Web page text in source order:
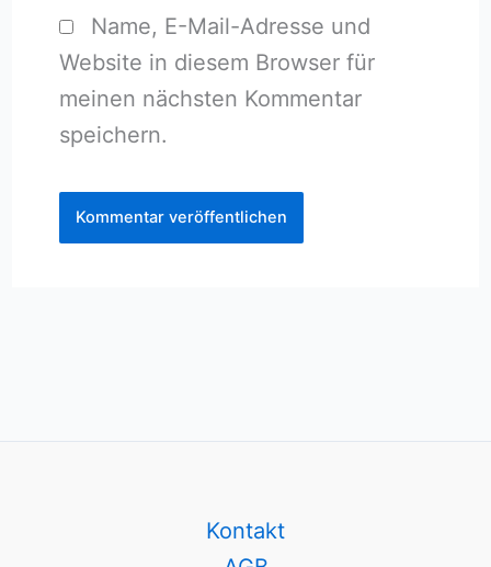
Name, E-Mail-Adresse und
Website in diesem Browser für
meinen nächsten Kommentar
speichern.
Kontakt